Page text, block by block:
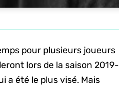
pour plusieurs joueurs
lors de la saison 2019-
a été le plus visé. Mais